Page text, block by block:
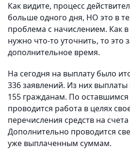
Как видите, процесс
больше одного дня, НО это в
проблема с начислением. Как в
нужно что-то уточнить, то это
дополнительное время.
На сегодня на выплату было
336 заявлений. Из них
155 гражданам. По оставшимся
проводится работа в целях
перечисления средств на
Дополнительно проводится
уже выплаченным суммам.